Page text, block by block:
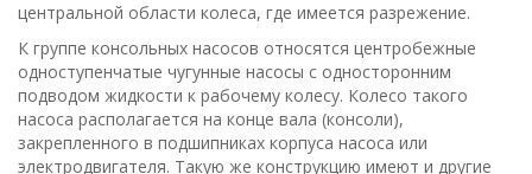
центральной области колеса, где имеется разрежение.
К группе консольных насосов относятся центробежные
одноступенчатые чугунные насосы с односторонним
подводом жидкости к рабочему колесу. Колесо такого
насоса располагается на конце вала (консоли),
закрепленного в подшипниках корпуса насоса или
электродвигателя. Такую же конструкцию имеют и другие